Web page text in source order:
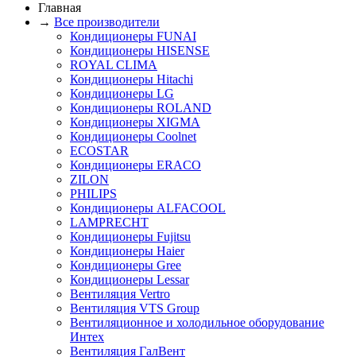
Главная
→ Все производители
Кондиционеры FUNAI
Кондиционеры HISENSE
ROYAL CLIMA
Кондиционеры Hitachi
Кондиционеры LG
Кондиционеры ROLAND
Кондиционеры XIGMA
Кондиционеры Coolnet
ECOSTAR
Кондиционеры ERACO
ZILON
PHILIPS
Кондиционеры ALFACOOL
LAMPRECHT
Кондиционеры Fujitsu
Кондиционеры Haier
Кондиционеры Gree
Кондиционеры Lessar
Вентиляция Vertro
Вентиляция VTS Group
Вентиляционное и холодильное оборудование
Интех
Вентиляция ГалВент